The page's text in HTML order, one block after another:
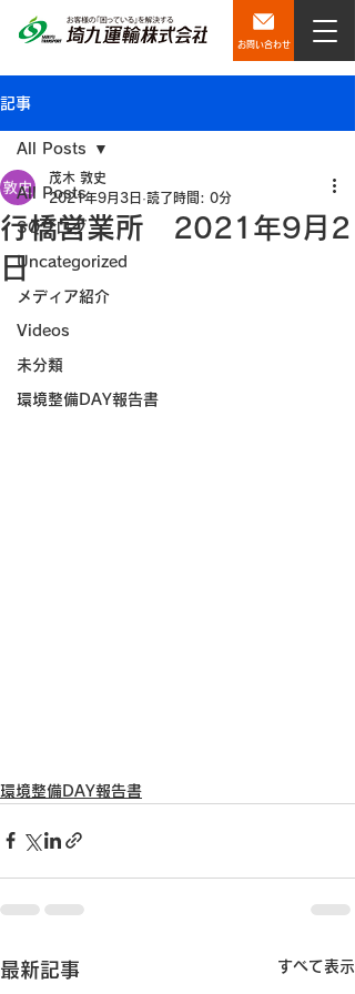
お問い合わせ
記事
All Posts
SQブログ
Uncategorized
メディア紹介
Videos
未分類
環境整備DAY報告書
All Posts
行橋営業所 2021年9月2
日
茂木 敦史
2021年9月3日 読了時間: 0分
環境整備DAY報告書
最新記事 すべて表示